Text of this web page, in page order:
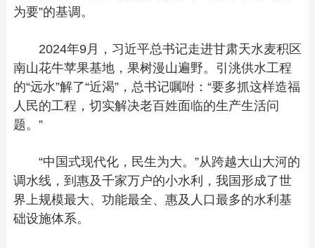
为要”的基调。
2024年9月，习近平总书记走进甘肃天水麦积区
南山花牛苹果基地，果树漫山遍野。引洮供水工程
的“远水”解了“近渴”，总书记嘱咐：“要多抓这样造福
人民的工程，切实解决老百姓面临的生产生活问
题。”
“中国式现代化，民生为大。”从跨越大山大河的
调水线，到惠及千家万户的小水利，我国形成了世
界上规模最大、功能最全、惠及人口最多的水利基
础设施体系。